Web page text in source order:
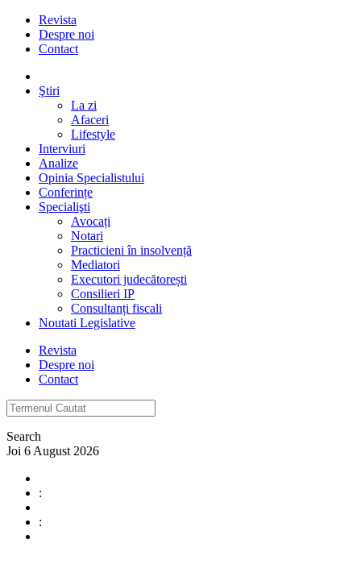
Revista
Despre noi
Contact
Ştiri
La zi
Afaceri
Lifestyle
Interviuri
Analize
Opinia Specialistului
Conferințe
Specialişti
Avocați
Notari
Practicieni în insolvență
Mediatori
Executori judecătorești
Consilieri IP
Consultanți fiscali
Noutati Legislative
Revista
Despre noi
Contact
Search
Joi 6 August 2026
:
: